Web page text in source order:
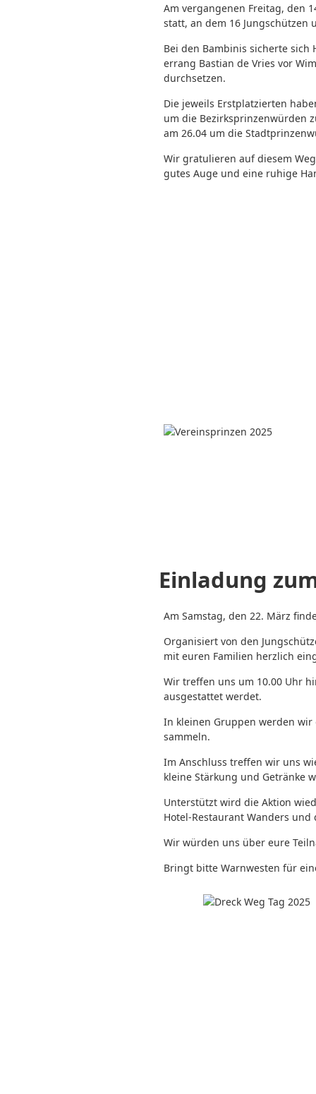
Am vergangenen Freitag, den
statt, an dem 16 Jungschützen
Bei den Bambinis sicherte
errang Bastian de Vries vor
durchsetzen.
Die jeweils Erstplatzierten
um die Bezirksprinzenwürden
am 26.04 um die
Wir gratulieren auf diesem
gutes Auge und eine ruhige
Einladung
Am Samstag, den 22. März
Organisiert von den
mit euren Familien herzlich
Wir treffen uns um 10.00 Uhr
ausgestattet werdet.
In kleinen Gruppen werden
sammeln.
Im Anschluss treffen wir uns
kleine Stärkung und Getränke
Unterstützt wird die Aktion
Hotel-Restaurant Wanders
Wir würden uns über eure
Bringt bitte Warnwesten für